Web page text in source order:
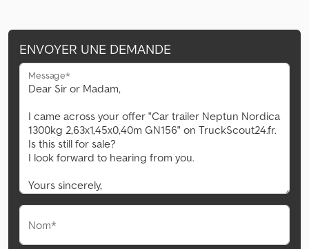
ENVOYER UNE DEMANDE
Message*
Nom*